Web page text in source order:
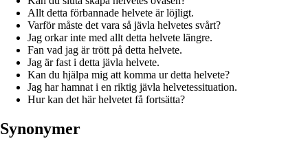
Allt detta förbannade helvete är löjligt.
Varför måste det vara så jävla helvetes svårt?
Jag orkar inte med allt detta helvete längre.
Fan vad jag är trött på detta helvete.
Jag är fast i detta jävla helvete.
Kan du hjälpa mig att komma ur detta helvete?
Jag har hamnat i en riktig jävla helvetessituation.
Hur kan det här helvetet få fortsätta?
Synonymer